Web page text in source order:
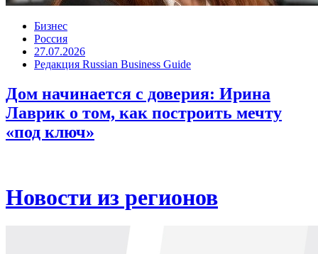
Бизнес
Россия
27.07.2026
Редакция Russian Business Guide
Дом начинается с доверия: Ирина
Лаврик о том, как построить мечту
«под ключ»
Новости из регионов